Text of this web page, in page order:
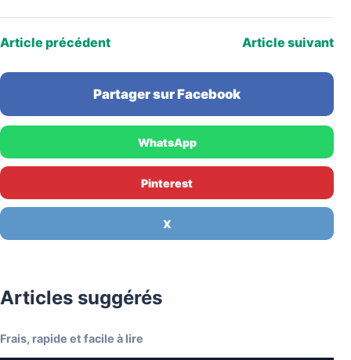
Article précédent Article suivant
Partager sur Facebook
WhatsApp
Pinterest
X
Articles suggérés
Frais, rapide et facile à lire